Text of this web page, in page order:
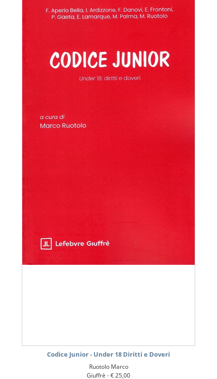
Codice Junior - Under 18 Diritti e Doveri
Ruotolo Marco
Giuffrè -€ 25,00